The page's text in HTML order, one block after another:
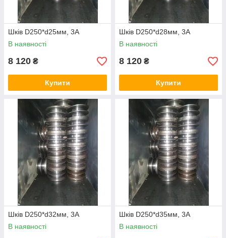
Шків D250*d25мм, 3А
В наявності
8 120 ₴
Купити
Шків D250*d28мм, 3А
В наявності
8 120 ₴
Купити
Шків D250*d32мм, 3А
В наявності
Шків D250*d35мм, 3А
В наявності